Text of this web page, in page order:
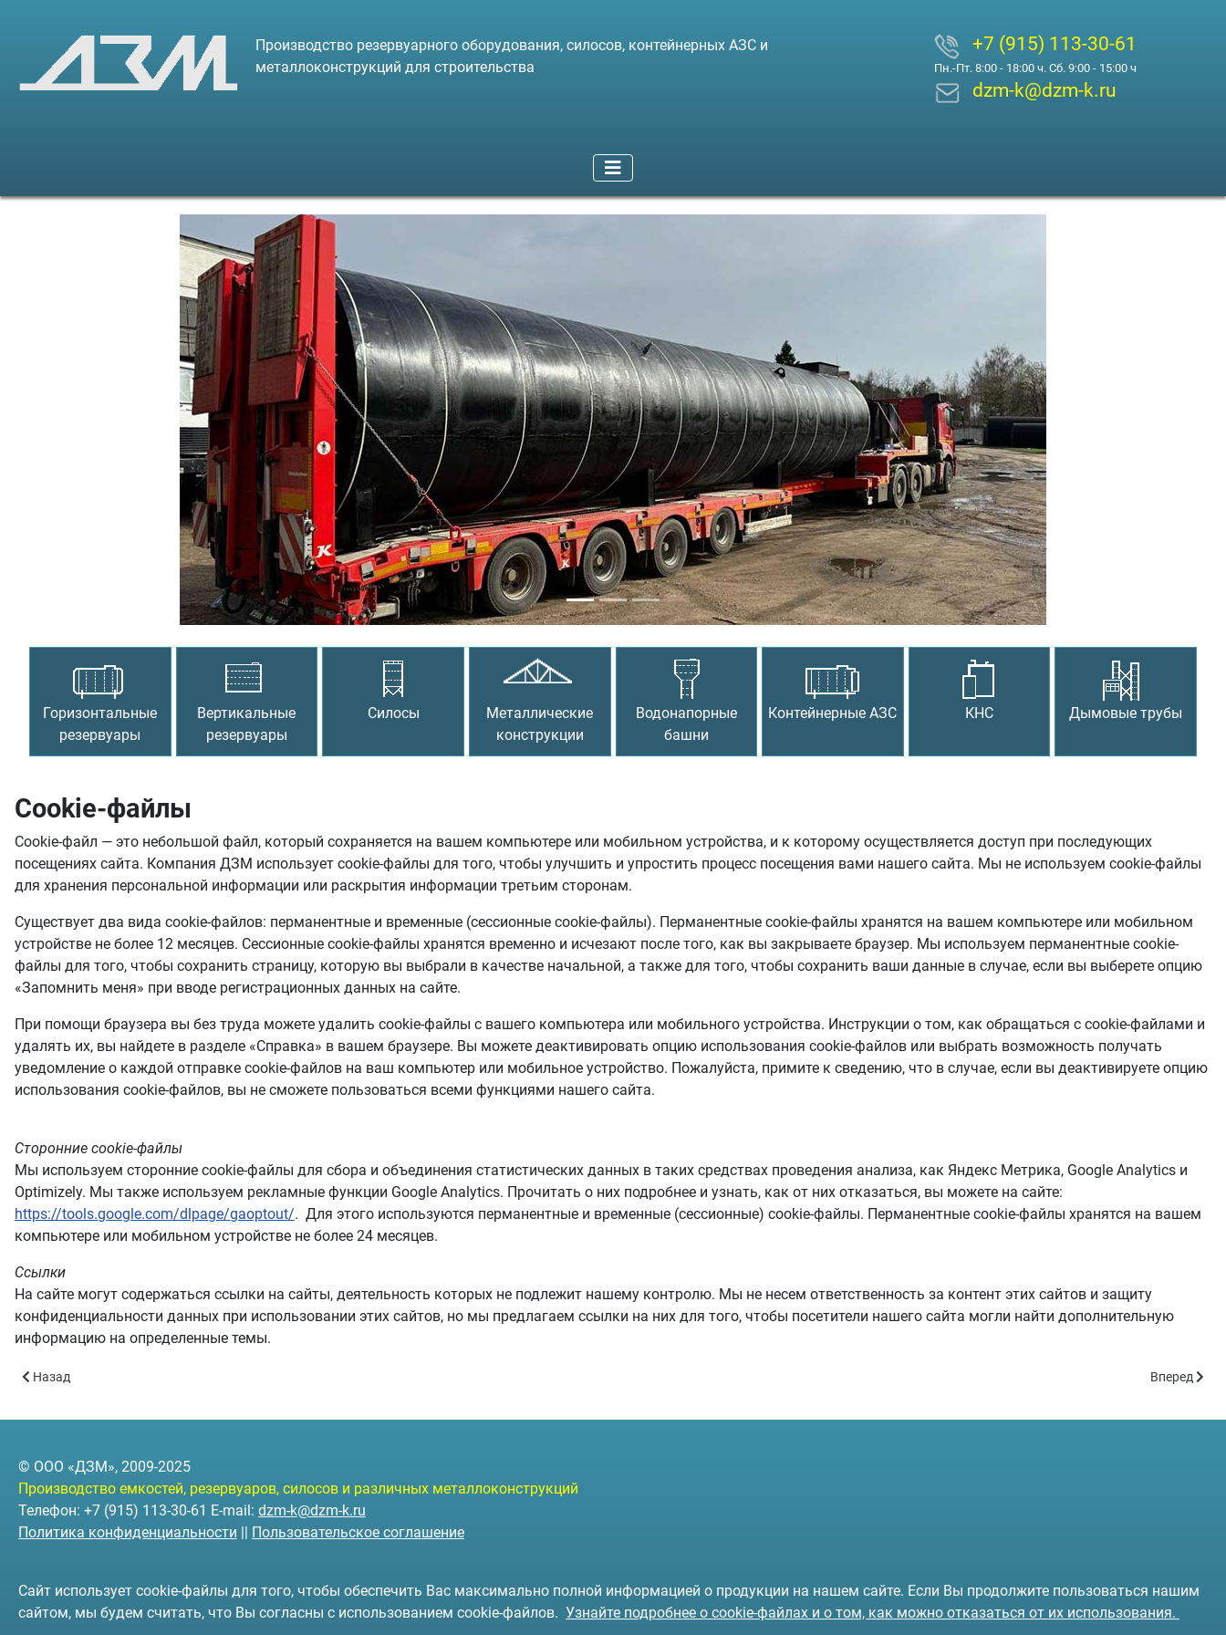
Производство резервуарного оборудования, силосов, контейнерных АЗС и
металлоконструкций для строительства
+7 (915) 113-30-61
Пн.-Пт. 8:00 - 18:00 ч. Сб. 9:00 - 15:00 ч
dzm-k@dzm-k.ru
Предыдущий
Горизонтальные
резервуары
Вертикальные
резервуары
Силосы
Металлические
конструкции
Водонапорные
башни
Контейнерные АЗС КНС Дымовые трубы
Cookie-файлы
Cookie-файл — это небольшой файл, который сохраняется на вашем компьютере или мобильном устройства, и к которому осуществляется доступ при последующих
посещениях сайта. Компания ДЗМ использует cookie-файлы для того, чтобы улучшить и упростить процесс посещения вами нашего сайта. Мы не используем cookie-файлы
для хранения персональной информации или раскрытия информации третьим сторонам.
Существует два вида cookie-файлов: перманентные и временные (сессионные cookie-файлы). Перманентные cookie-файлы хранятся на вашем компьютере или мобильном
устройстве не более 12 месяцев. Сессионные cookie-файлы хранятся временно и исчезают после того, как вы закрываете браузер. Мы используем перманентные cookie-
файлы для того, чтобы сохранить страницу, которую вы выбрали в качестве начальной, а также для того, чтобы сохранить ваши данные в случае, если вы выберете опцию
«Запомнить меня» при вводе регистрационных данных на сайте.
При помощи браузера вы без труда можете удалить cookie-файлы с вашего компьютера или мобильного устройства. Инструкции о том, как обращаться с cookie-файлами и
удалять их, вы найдете в разделе «Справка» в вашем браузере. Вы можете деактивировать опцию использования cookie-файлов или выбрать возможность получать
уведомление о каждой отправке cookie-файлов на ваш компьютер или мобильное устройство. Пожалуйста, примите к сведению, что в случае, если вы деактивируете опцию
использования cookie-файлов, вы не сможете пользоваться всеми функциями нашего сайта.
Сторонние cookie-файлы
Мы используем сторонние cookie-файлы для сбора и объединения статистических данных в таких средствах проведения анализа, как Яндекс Метрика, Google Analytics и
Optimizely. Мы также используем рекламные функции Google Analytics. Прочитать о них подробнее и узнать, как от них отказаться, вы можете на сайте:
https://tools.google.com/dlpage/gaoptout/. Для этого используются перманентные и временные (сессионные) cookie-файлы. Перманентные cookie-файлы хранятся на вашем
компьютере или мобильном устройстве не более 24 месяцев.
Ссылки
На сайте могут содержаться ссылки на сайты, деятельность которых не подлежит нашему контролю. Мы не несем ответственность за контент этих сайтов и защиту
конфиденциальности данных при использовании этих сайтов, но мы предлагаем ссылки на них для того, чтобы посетители нашего сайта могли найти дополнительную
информацию на определенные темы.
Предыдущий: Утеплённые емкости с подогревом
Назад Вперед
© ООО «ДЗМ», 2009-2025
Производство емкостей, резервуаров, силосов и различных металлоконструкций
Телефон: +7 (915) 113-30-61 E-mail: dzm-k@dzm-k.ru
Политика конфиденциальности || Пользовательское соглашение
Сайт использует cookie-файлы для того, чтобы обеспечить Вас максимально полной информацией о продукции на нашем сайте. Если Вы продолжите пользоваться нашим
сайтом, мы будем считать, что Вы согласны с использованием cookie-файлов. Узнайте подробнее о cookie-файлах и о том, как можно отказаться от их использования.